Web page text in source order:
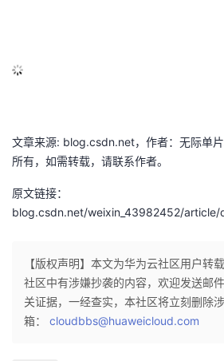
文章来源: blog.csdn.net，作者：无际单
所有，如需转载，请联系作者。
原文链接：
blog.csdn.net/weixin_43982452/article/
【版权声明】本文为华为云社区用户转
社区中有涉嫌抄袭的内容，欢迎发送邮
关证据，一经查实，本社区将立刻删除
箱： cloudbbs@huaweicloud.com